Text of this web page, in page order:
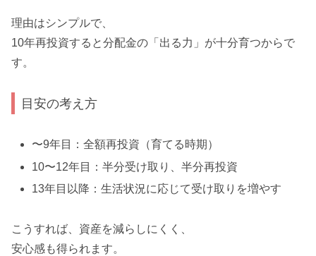
理由はシンプルで、
10年再投資すると分配金の「出る力」が十分育つからで
す。
目安の考え方
〜9年目：全額再投資（育てる時期）
10〜12年目：半分受け取り、半分再投資
13年目以降：生活状況に応じて受け取りを増やす
こうすれば、資産を減らしにくく、
安心感も得られます。